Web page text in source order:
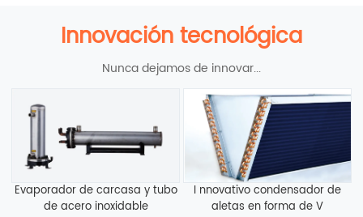
Innovación tecnológica
Nunca dejamos de innovar...
Evaporador de carcasa y tubo
de acero inoxidable
I nnovativo condensador de
aletas en forma de V